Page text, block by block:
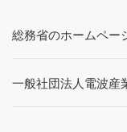
総務省のホームペー
一般社団法人電波産